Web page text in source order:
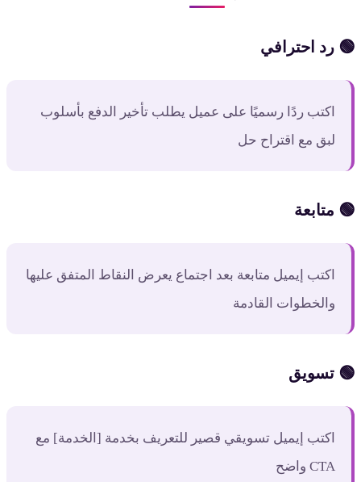
🟢 رد احترافي
اكتب ردًا رسميًا على عميل يطلب تأخير الدفع بأسلوب
لبق مع اقتراح حل
🟢 متابعة
اكتب إيميل متابعة بعد اجتماع يعرض النقاط المتفق عليها
والخطوات القادمة
🟢 تسويق
اكتب إيميل تسويقي قصير للتعريف بخدمة [الخدمة] مع
CTA واضح